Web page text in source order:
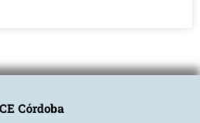
Córdoba